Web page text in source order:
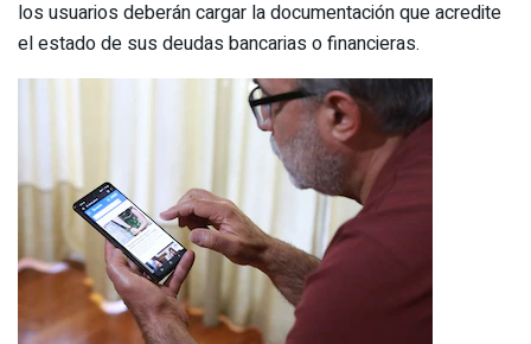
los usuarios deberán cargar la documentación que acredite
el estado de sus deudas bancarias o financieras.